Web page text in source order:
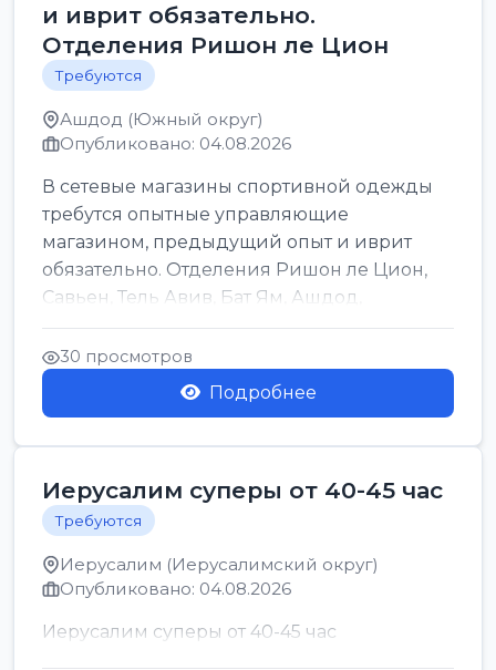
и иврит обязательно.
Отделения Ришон ле Цион
Требуются
Ашдод (Южный округ)
Опубликовано: 04.08.2026
В сетевые магазины спортивной одежды
требутся опытные управляющие
магазином, предыдущий опыт и иврит
обязательно. Отделения Ришон ле Цион,
Савьен, Тель Авив, Бат Ям, Ашдод,
Ашкелон, Кфар Саба, Маале А...
30 просмотров
Подробнее
Иерусалим суперы от 40-45 час
Требуются
Иерусалим (Иерусалимский округ)
Опубликовано: 04.08.2026
Иерусалим суперы от 40-45 час